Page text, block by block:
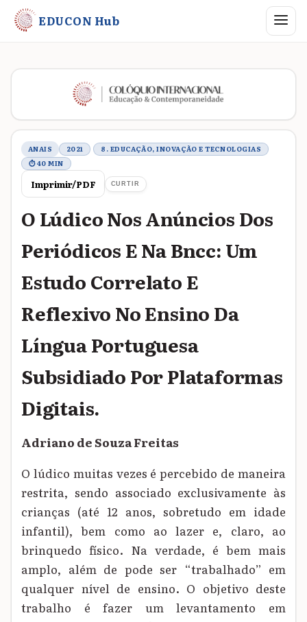
EDUCON Hub Abrir
Metadados do trabalho
ANAIS 2021
8. EDUCAÇÃO, INOVAÇÃO E TECNOLOGIAS
⏱ 40 MIN
Imprimir/PDF CURTIR
O Lúdico Nos Anúncios Dos
Periódicos E Na Bncc: Um
Estudo Correlato E
Reflexivo No Ensino Da
Língua Portuguesa
Subsidiado Por Plataformas
Digitais.
Adriano de Souza Freitas
O lúdico muitas vezes é percebido de maneira
restrita, sendo associado exclusivamente às
crianças (até 12 anos, sobretudo em idade
infantil), bem como ao lazer e, claro, ao
brinquedo físico. Na verdade, é bem mais
amplo, além de pode ser “trabalhado” em
qualquer nível de ensino. O objetivo deste
trabalho é fazer um levantamento em